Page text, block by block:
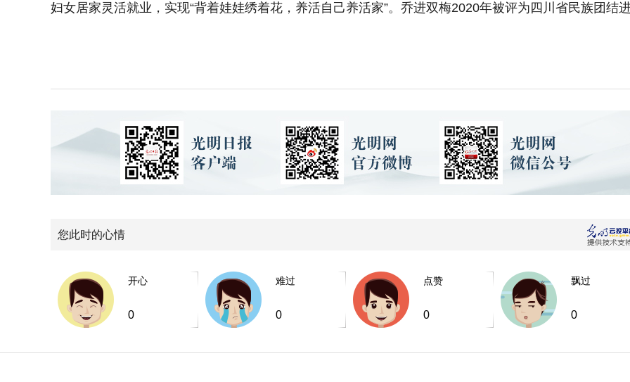
妇女居家灵活就业，实现“背着娃娃绣着花，养活自己养活家”。乔进双梅2020年被评为四川省民族团结
您此时的心情
开心
0
难过
0
点赞
0
飘过
0